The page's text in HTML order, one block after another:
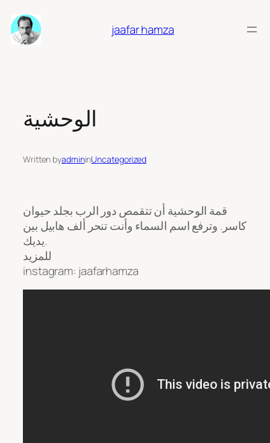
Skip
to
content
jaafar hamza
الوحشية
Written byadmininUncategorized
قمة الوحشية أن تتقمص دور الرب بجلد حيوان
كاسر. وترفع اسم السماء وأنت تنحر ألف هابيل بين
يديك.
للمزيد
instagram: jaafarhamza